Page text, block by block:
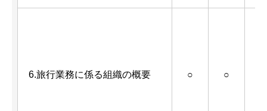
6.旅行業務に係る組織の概要 ○ ○